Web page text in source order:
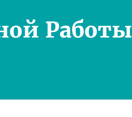
Работы